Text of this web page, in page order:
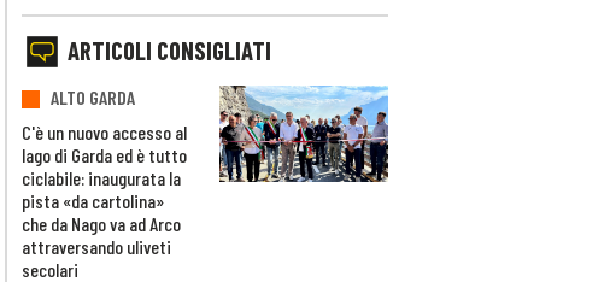
ARTICOLI CONSIGLIATI
ALTO GARDA
C'è un nuovo accesso al
lago di Garda ed è tutto
ciclabile: inaugurata la
pista «da cartolina»
che da Nago va ad Arco
attraversando uliveti
secolari